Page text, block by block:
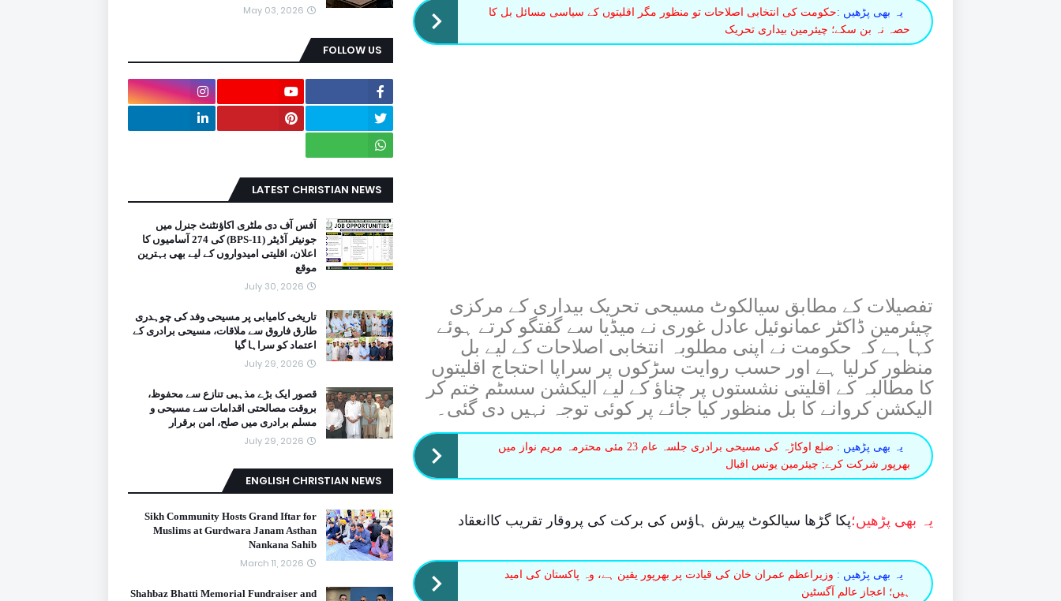
یہ بھی پڑھیں :حکومت کی انتخابی اصلاحات تو منظور مگر اقلیتوں کے سیاسی مسائل بل کا
حصہ نہ بن سکے؛ چیئرمین بیداری تحریک
تفصیلات کے مطابق سیالکوٹ مسیحی تحریک بیداری کے مرکزی
چیئرمین ڈاکٹر عمانوئیل عادل غوری نے میڈیا سے گفتگو کرتے ہوئے
کہا ہے کہ حکومت نے اپنی مطلوبہ انتخابی اصلاحات کے لیے بل
منظور کرلیا ہے اور حسب روایت سڑکوں پر سراپا احتجاج اقلیتوں
کا مطالبہ کے اقلیتی نشستوں پر چناؤ کے لیے الیکشن سسٹم ختم کر
الیکشن کروانے کا بل منظور کیا جائے پر کوئی توجہ نہیں دی گئی۔
یہ بھی پڑھیں :
ضلع اوکاڑہ کی مسیحی برادری جلسہ عام 23 مئی محترمہ مریم نواز میں
بھرپور شرکت کرے; چیئرمین یونس اقبال
یہ بھی پڑھیں؛پکا گڑھا سیالکوٹ پیرش ہاﺅس کی برکت کی پروقار تقریب کاانعقاد
یہ بھی پڑھیں : وزیراعظم عمران خان کی قیادت پر بھرپور یقین ہے، وہ پاکستان کی امید
ہیں؛ اعجاز عالم آگسٹین
May 03, 2026
FOLLOW US
LATEST CHRISTIAN NEWS
آفس آف دی ملٹری اکاؤنٹنٹ جنرل میں
جونیئر آڈیٹر (BPS-11) کی 274 آسامیوں کا
اعلان، اقلیتی امیدواروں کے لیے بھی بہترین
موقع
July 30, 2026
تاریخی کامیابی پر مسیحی وفد کی چوہدری
طارق فاروق سے ملاقات، مسیحی برادری کے
اعتماد کو سراہا گیا
July 29, 2026
قصور ایک بڑے مذہبی تنازع سے محفوظ،
بروقت مصالحتی اقدامات سے مسیحی و
مسلم برادری میں صلح، امن برقرار
July 29, 2026
ENGLISH CHRISTIAN NEWS
Sikh Community Hosts Grand Iftar for
Muslims at Gurdwara Janam Asthan
Nankana Sahib
March 11, 2026
Shahbaz Bhatti Memorial Fundraiser and